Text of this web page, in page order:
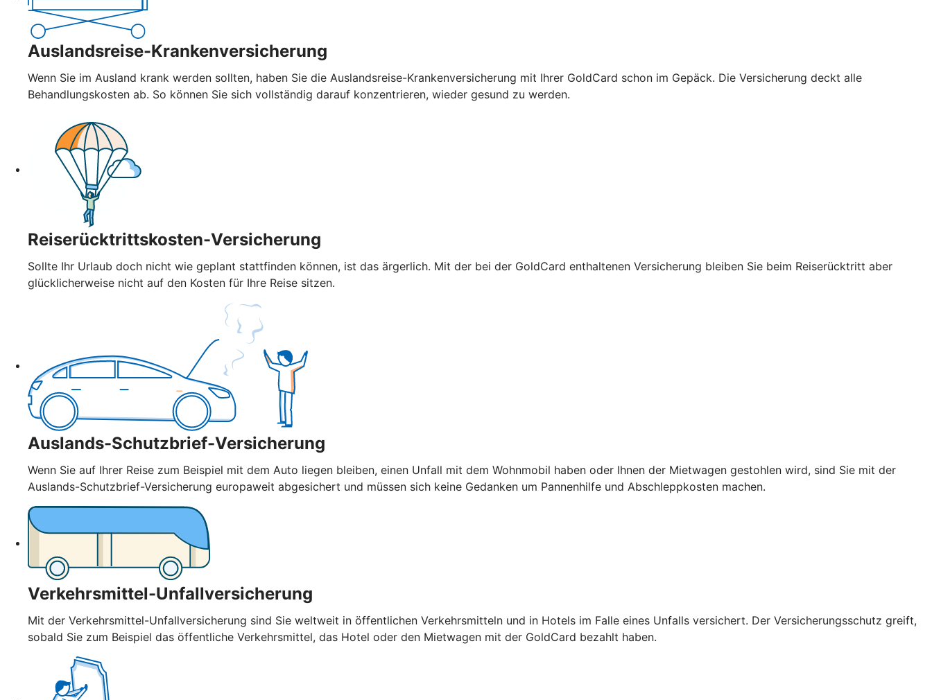
Auslandsreise-Krankenversicherung
Wenn Sie im Ausland krank werden sollten, haben Sie die Auslandsreise-Krankenversicherung mit Ihrer GoldCard schon im Gepäck. Die Versicherung deckt alle
Behandlungskosten ab. So können Sie sich vollständig darauf konzentrieren, wieder gesund zu werden.
Reiserücktrittskosten-Versicherung
Sollte Ihr Urlaub doch nicht wie geplant stattfinden können, ist das ärgerlich. Mit der bei der GoldCard enthaltenen Versicherung bleiben Sie beim Reiserücktritt aber
glücklicherweise nicht auf den Kosten für Ihre Reise sitzen.
Auslands-Schutzbrief-Versicherung
Wenn Sie auf Ihrer Reise zum Beispiel mit dem Auto liegen bleiben, einen Unfall mit dem Wohnmobil haben oder Ihnen der Mietwagen gestohlen wird, sind Sie mit der
Auslands-Schutzbrief-Versicherung europaweit abgesichert und müssen sich keine Gedanken um Pannenhilfe und Abschleppkosten machen.
Verkehrsmittel-Unfallversicherung
Mit der Verkehrsmittel-Unfallversicherung sind Sie weltweit in öffentlichen Verkehrsmitteln und in Hotels im Falle eines Unfalls versichert. Der Versicherungsschutz greift,
sobald Sie zum Beispiel das öffentliche Verkehrsmittel, das Hotel oder den Mietwagen mit der GoldCard bezahlt haben.